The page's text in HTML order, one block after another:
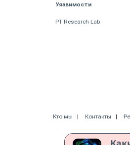
Уязвимости
PT Research Lab
Кто мы Контакты